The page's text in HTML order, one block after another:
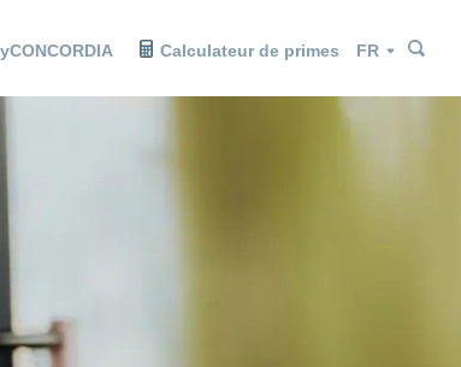
Calculateur de primes Langue